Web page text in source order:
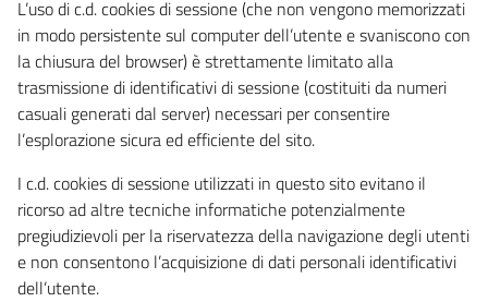
L’uso di c.d. cookies di sessione (che non vengono memorizzati
in modo persistente sul computer dell’utente e svaniscono con
la chiusura del browser) è strettamente limitato alla
trasmissione di identificativi di sessione (costituiti da numeri
casuali generati dal server) necessari per consentire
l’esplorazione sicura ed efficiente del sito.
I c.d. cookies di sessione utilizzati in questo sito evitano il
ricorso ad altre tecniche informatiche potenzialmente
pregiudizievoli per la riservatezza della navigazione degli utenti
e non consentono l’acquisizione di dati personali identificativi
dell’utente.